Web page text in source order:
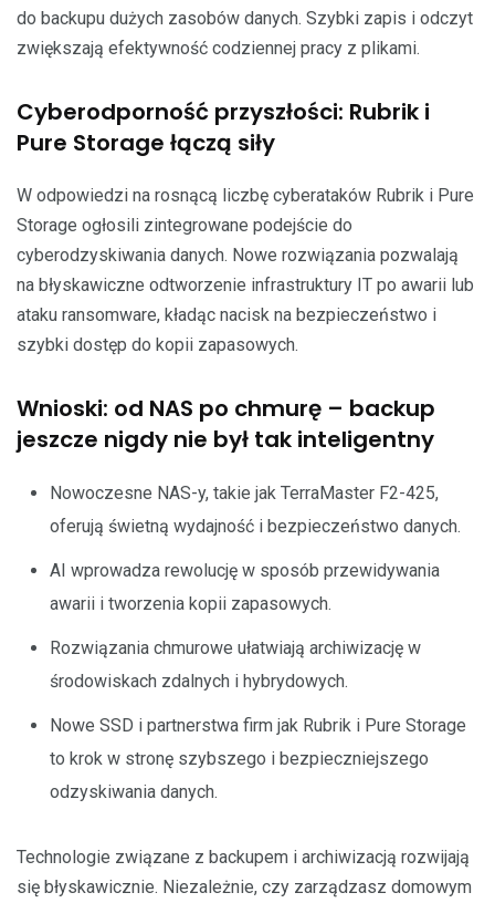
do backupu dużych zasobów danych. Szybki zapis i odczyt
zwiększają efektywność codziennej pracy z plikami.
Cyberodporność przyszłości: Rubrik i
Pure Storage łączą siły
W odpowiedzi na rosnącą liczbę cyberataków Rubrik i Pure
Storage ogłosili zintegrowane podejście do
cyberodzyskiwania danych. Nowe rozwiązania pozwalają
na błyskawiczne odtworzenie infrastruktury IT po awarii lub
ataku ransomware, kładąc nacisk na bezpieczeństwo i
szybki dostęp do kopii zapasowych.
Wnioski: od NAS po chmurę – backup
jeszcze nigdy nie był tak inteligentny
Nowoczesne NAS-y, takie jak TerraMaster F2-425,
oferują świetną wydajność i bezpieczeństwo danych.
AI wprowadza rewolucję w sposób przewidywania
awarii i tworzenia kopii zapasowych.
Rozwiązania chmurowe ułatwiają archiwizację w
środowiskach zdalnych i hybrydowych.
Nowe SSD i partnerstwa firm jak Rubrik i Pure Storage
to krok w stronę szybszego i bezpieczniejszego
odzyskiwania danych.
Technologie związane z backupem i archiwizacją rozwijają
się błyskawicznie. Niezależnie, czy zarządzasz domowym